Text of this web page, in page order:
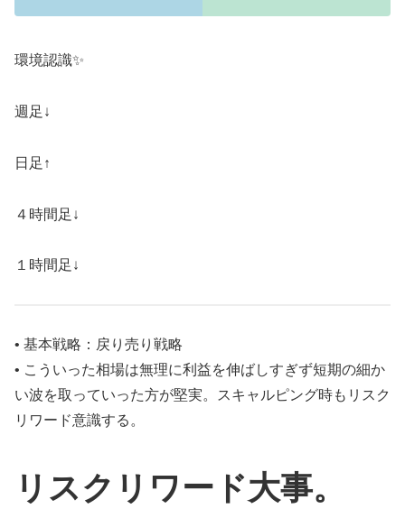
環境認識✨
週足↓
日足↑
４時間足↓
１時間足↓
• 基本戦略：戻り売り戦略
• こういった相場は無理に利益を伸ばしすぎず短期の細か
い波を取っていった方が堅実。スキャルピング時もリスク
リワード意識する。
リスクリワード大事。